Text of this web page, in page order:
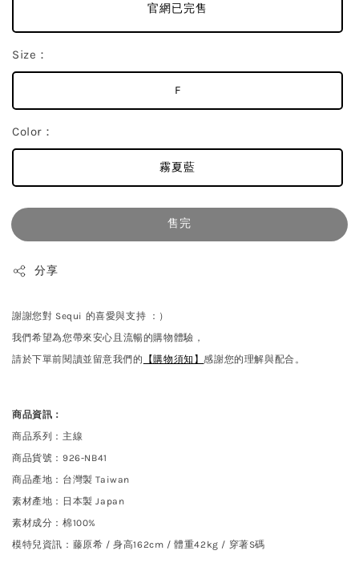
官網已完售
Size：
F
Color：
霧夏藍
售完
分享
謝謝您對 Sequi 的喜愛與支持 ：）
我們希望為您帶來安心且流暢的購物體驗，
請於下單前閱讀並留意我們的
【購物須知】感謝您的理解與配合。
商品資訊：
商品系列：主線
商品貨號：926-NB41
商品產地：台灣製 Taiwan
素材產地：日本製 Japan
素材成分：棉100%
模特兒資訊：藤原希 /身高162cm / 體重42kg / 穿著S碼